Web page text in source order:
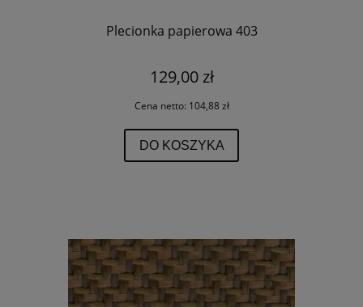
Plecionka papierowa 403
129,00 zł
Cena netto: 104,88 zł
DO KOSZYKA